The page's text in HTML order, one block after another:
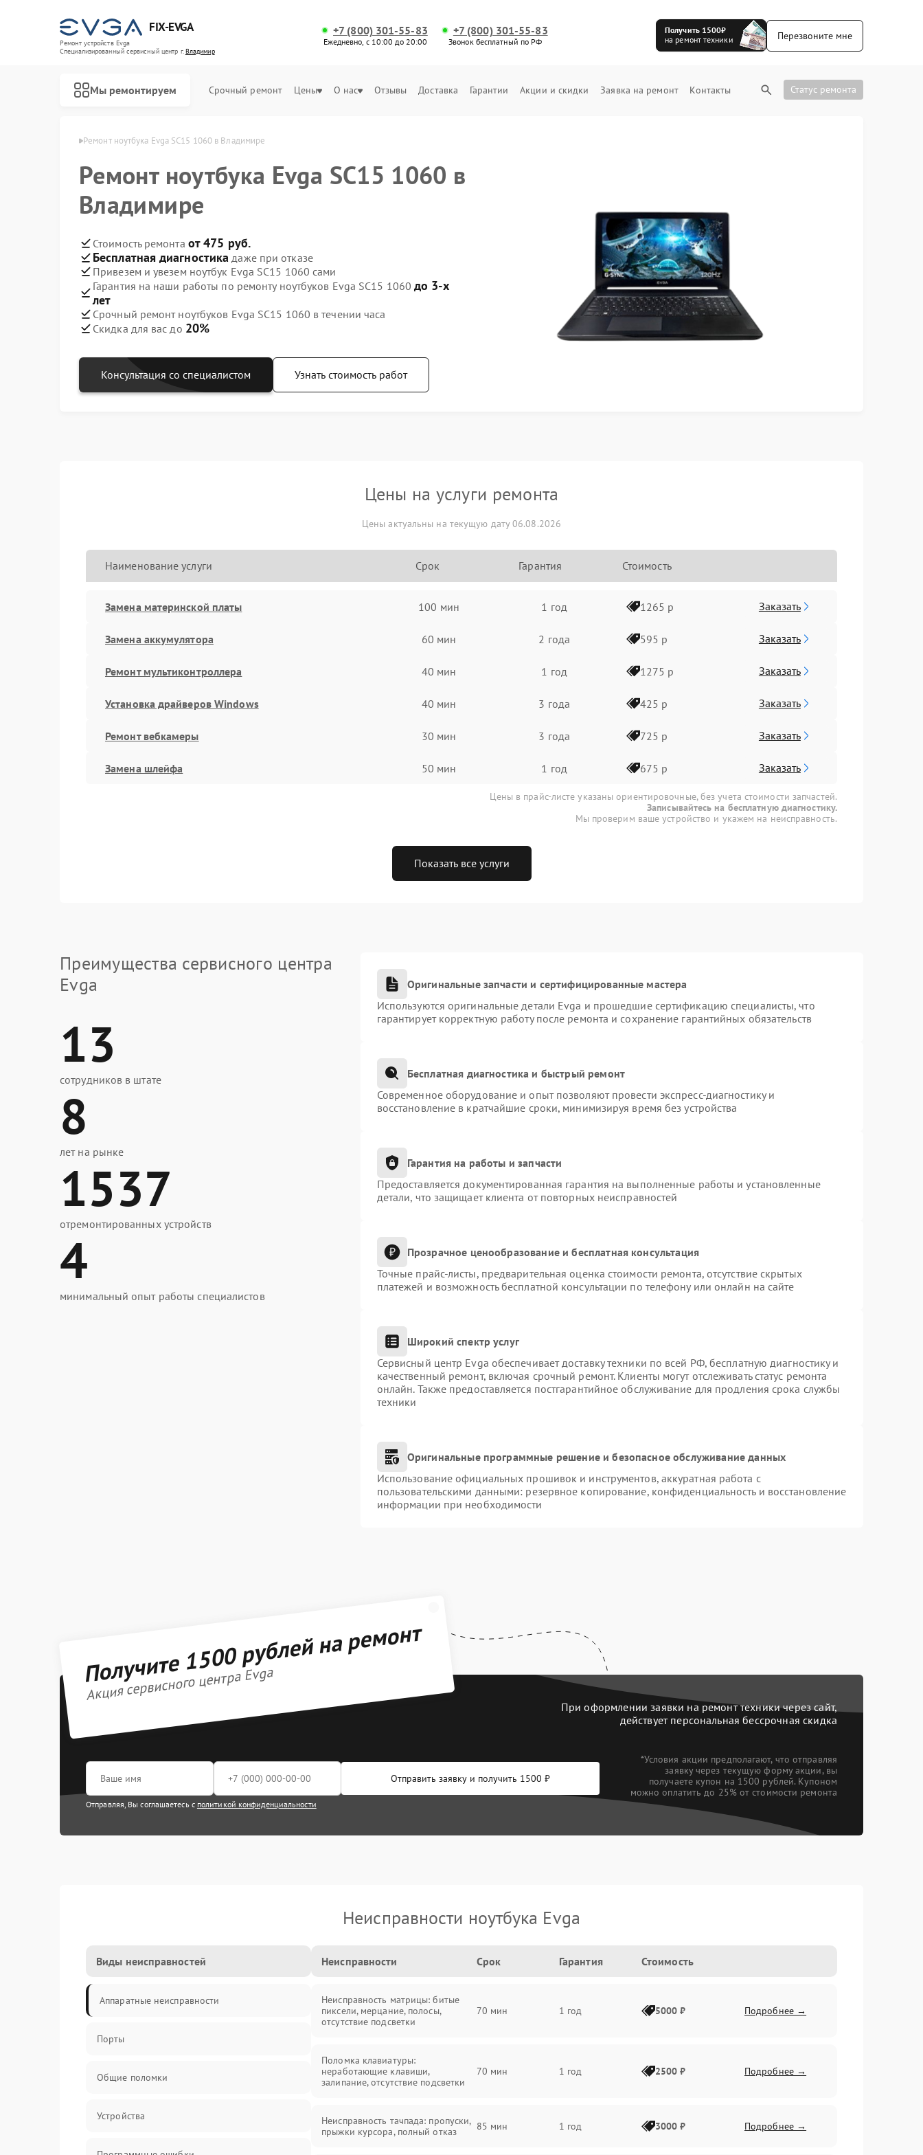
FIX-EVGA
Ремонт устройств Evga
Специализированный cервисный центр г.Владимир
+7 (800) 301-55-83
Ежедневно, с 10:00 до 20:00
+7 (800) 301-55-83
Звонок бесплатный по РФ
Получить 1500₽
на ремонт техники
Перезвоните мне
Мы ремонтируем Срочный ремонт Цены О нас Отзывы Доставка Гарантии Акции и скидки Заявка на ремонт Контакты Статус ремонта
Evga в Владимире Ремонт ноутбука Evga SC15 1060 в Владимире
Ремонт ноутбука Evga SC15 1060 в
Владимире
Стоимость ремонта от 475 руб.
Бесплатная диагностика даже при отказе
Привезем и увезем ноутбук Evga SC15 1060 сами
Гарантия на наши работы по ремонту ноутбуков Evga SC15 1060 до 3-х
лет
Срочный ремонт ноутбуков Evga SC15 1060 в течении часа
Скидка для вас до 20%
Консультация со специалистом Узнать стоимость работ
Цены на услуги ремонта
Цены актуальны на текущую дату 06.08.2026
Наименование услуги Срок Гарантия Стоимость
Замена материнской платы 100 мин 1 год 1265 р Заказать
Замена аккумулятора 60 мин 2 года 595 р Заказать
Ремонт мультиконтроллера 40 мин 1 год 1275 р Заказать
Установка драйверов Windows 40 мин 3 года 425 р Заказать
Ремонт вебкамеры 30 мин 3 года 725 р Заказать
Замена шлейфа 50 мин 1 год 675 р Заказать
Цены в прайс-листе указаны ориентировочные, без учета стоимости запчастей.
Записывайтесь на бесплатную диагностику.
Мы проверим ваше устройство и укажем на неисправность.
Показать все услуги
Преимущества сервисного центра
Evga
13
сотрудников в штате
8
лет на рынке
1537
отремонтированных устройств
4
минимальный опыт работы специалистов
Оригинальные запчасти и сертифицированные мастера
Используются оригинальные детали Evga и прошедшие сертификацию специалисты, что
гарантирует корректную работу после ремонта и сохранение гарантийных обязательств
Бесплатная диагностика и быстрый ремонт
Современное оборудование и опыт позволяют провести экспресс-диагностику и
восстановление в кратчайшие сроки, минимизируя время без устройства
Гарантия на работы и запчасти
Предоставляется документированная гарантия на выполненные работы и установленные
детали, что защищает клиента от повторных неисправностей
Прозрачное ценообразование и бесплатная консультация
Точные прайс-листы, предварительная оценка стоимости ремонта, отсутствие скрытых
платежей и возможность бесплатной консультации по телефону или онлайн на сайте
Широкий спектр услуг
Сервисный центр Evga обеспечивает доставку техники по всей РФ, бесплатную диагностику и
качественный ремонт, включая срочный ремонт. Клиенты могут отслеживать статус ремонта
онлайн. Также предоставляется постгарантийное обслуживание для продления срока службы
техники
Оригинальные программные решение и безопасное обслуживание данных
Использование официальных прошивок и инструментов, аккуратная работа с
пользовательскими данными: резервное копирование, конфиденциальность и восстановление
информации при необходимости
Получите 1500 рублей на ремонт
Акция сервисного центра Evga
При оформлении заявки на ремонт техники через сайт,
действует персональная бессрочная скидка
Отправить заявку и получить 1500 ₽
Отправляя, Вы соглашаетесь с политикой конфиденциальности
*Условия акции предполагают, что отправляя
заявку через текущую форму акции, вы
получаете купон на 1500 рублей. Купоном
можно оплатить до 25% от стоимости ремонта
Неисправности ноутбука Evga
Виды неисправностей
Аппаратные неисправности
Порты
Общие поломки
Устройства
Неисправности Срок Гарантия Стоимость
Неисправность матрицы: битые
пиксели, мерцание, полосы,
отсутствие подсветки
70 мин 1 год 5000 ₽ Подробнее →
Поломка клавиатуры:
неработающие клавиши,
залипание, отсутствие подсветки
70 мин 1 год 2500 ₽ Подробнее →
Неисправность тачпада: пропуски,
прыжки курсора, полный отказ
85 мин 1 год 3000 ₽ Подробнее →